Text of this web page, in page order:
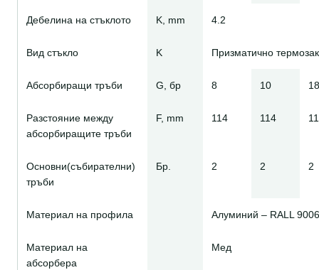
Дебелина на стъклото K, mm 4.2
Вид стъкло K Призматично
Абсорбиращи тръби G, бр 8 10 18
Разстояние между
абсорбиращите тръби
F, mm 114 114
Основни(събирателни)
тръби
Бр. 2 2 2
Материал на профила Алуминий – RALL 9006
Материал на
абсорбера
Мед